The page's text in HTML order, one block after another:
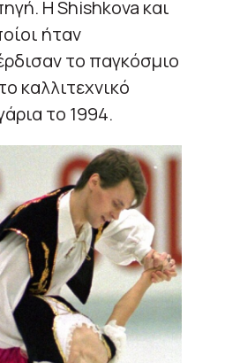
Η Shishkova και
ήταν
το παγκόσμιο
καλλιτεχνικό
το 1994.